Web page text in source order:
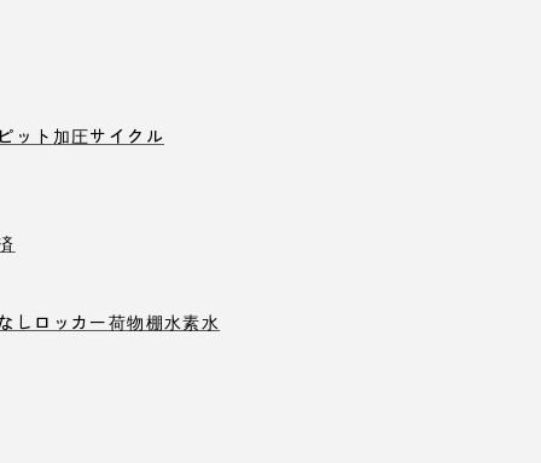
ット 加圧サイクル
しロッカー荷物棚水素水